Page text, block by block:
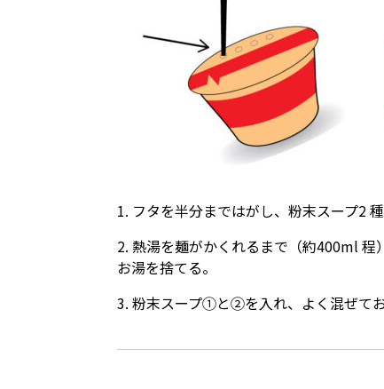
1. フタを半分まではがし、粉末スープ2 種
2. 熱湯を麺がかくれるまで（約400ml
お湯を捨てる。
3. 粉末スープ①と②を⼊れ、よく混ぜてお